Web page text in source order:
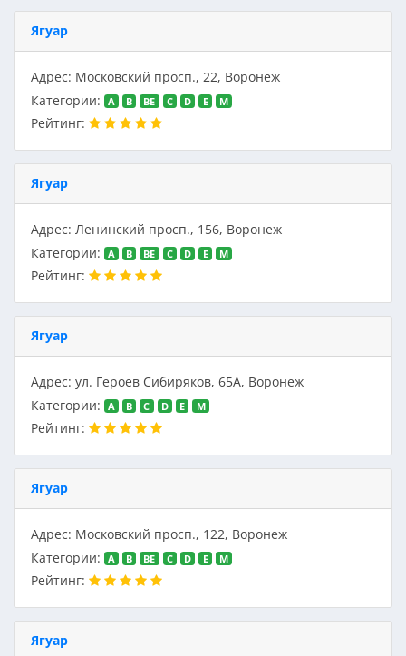
Ягуар
Адрес: Московский просп., 22, Воронеж
Категории:
A B BE C D E M
Рейтинг:
Ягуар
Адрес: Ленинский просп., 156, Воронеж
Категории:
A B BE C D E M
Рейтинг:
Ягуар
Адрес: ул. Героев Сибиряков, 65А, Воронеж
Категории:
A B C D E M
Рейтинг:
Ягуар
Адрес: Московский просп., 122, Воронеж
Категории:
A B BE C D E M
Рейтинг:
Ягуар